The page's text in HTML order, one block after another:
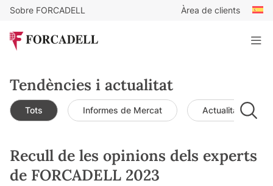
Sobre FORCADELL Àrea de clients
Tendències i actualitat
Tots Informes de Mercat Actualitat de
Recull de les opinions dels experts
de FORCADELL 2023